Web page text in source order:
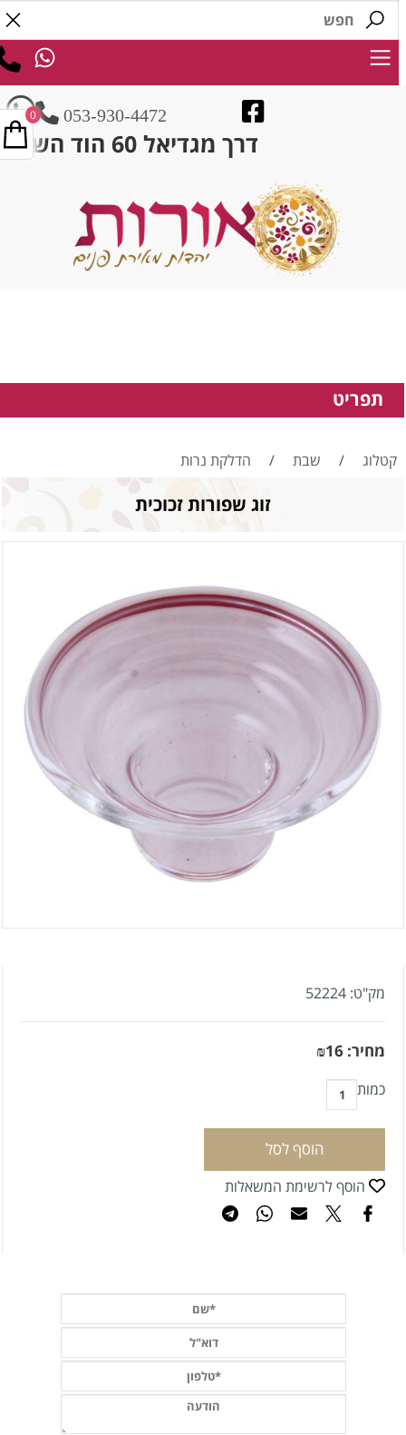
053-930-4472
דרך מגדיאל 60 הוד השרון
תפריט
קטלוג / שבת / הדלקת נרות
זוג שפורות זכוכית
מק"ט: 52224
מחיר: ₪16
כמות
הוסף לסל
הוסף לרשימת המשאלות
0